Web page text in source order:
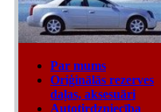
Par mums
Oriģinālās rezerves
daļas, aksesuāri
Autotirdzniecība